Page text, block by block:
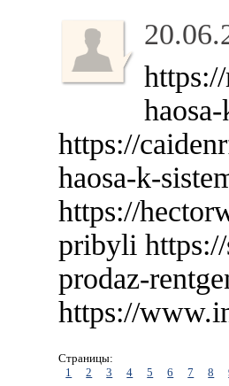
https://
haosa-k-
https://
pribyli https://
prodaz-
https://
Страницы:
1
2 3 4 5 6 7 8